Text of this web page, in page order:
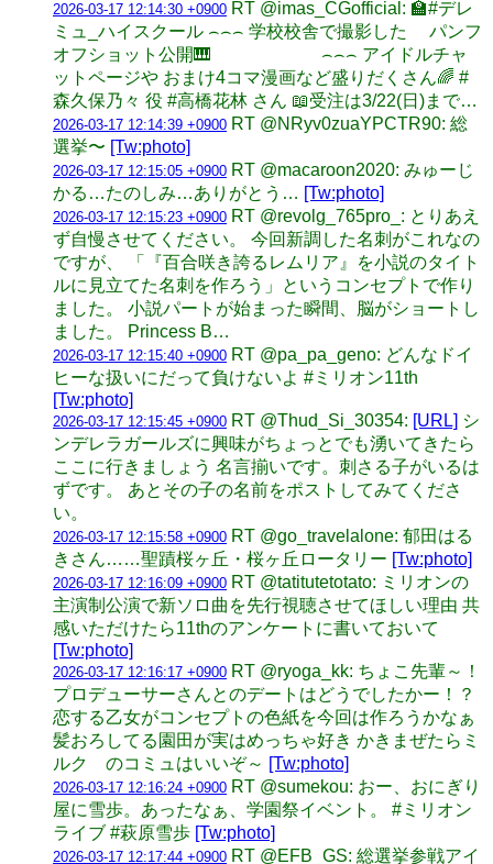
2026-03-17 12:14:30 +0900 RT @imas_CGofficial: 🏫#デレ
ミュ_ハイスクール ⌢⌢⌢ 学校校舎で撮影した パンフ
オフショット公開🎹 ⌢⌢⌢ アイドルチャ
ットページや おまけ4コマ漫画など盛りだくさん🌈 #
森久保乃々 役 #高橋花林 さん 📖受注は3/22(日)まで…
2026-03-17 12:14:39 +0900 RT @NRyv0zuaYPCTR90: 総
選挙〜 [Tw:photo]
2026-03-17 12:15:05 +0900 RT @macaroon2020: みゅーじ
かる…たのしみ…ありがとう… [Tw:photo]
2026-03-17 12:15:23 +0900 RT @revolg_765pro_: とりあえ
ず自慢させてください。 今回新調した名刺がこれなの
ですが、 「『百合咲き誇るレムリア』を小説のタイト
ルに見立てた名刺を作ろう」というコンセプトで作り
ました。 小説パートが始まった瞬間、脳がショートし
ました。 Princess B…
2026-03-17 12:15:40 +0900 RT @pa_pa_geno: どんなドイ
ヒーな扱いにだって負けないよ #ミリオン11th
[Tw:photo]
2026-03-17 12:15:45 +0900 RT @Thud_Si_30354: [URL] シ
ンデレラガールズに興味がちょっとでも湧いてきたら
ここに行きましょう 名言揃いです。刺さる子がいるは
ずです。 あとその子の名前をポストしてみてくださ
い。
2026-03-17 12:15:58 +0900 RT @go_travelalone: 郁田はる
きさん……聖蹟桜ヶ丘・桜ヶ丘ロータリー [Tw:photo]
2026-03-17 12:16:09 +0900 RT @tatitutetotato: ミリオンの
主演制公演で新ソロ曲を先行視聴させてほしい理由 共
感いただけたら11thのアンケートに書いておいて
[Tw:photo]
2026-03-17 12:16:17 +0900 RT @ryoga_kk: ちょこ先輩～！
プロデューサーさんとのデートはどうでしたかー！？
恋する乙女がコンセプトの色紙を今回は作ろうかなぁ
髪おろしてる園田が実はめっちゃ好き かきまぜたらミ
ルク のコミュはいいぞ～ [Tw:photo]
2026-03-17 12:16:24 +0900 RT @sumekou: おー、おにぎり
屋に雪歩。あったなぁ、学園祭イベント。 #ミリオン
ライブ #萩原雪歩 [Tw:photo]
2026-03-17 12:17:44 +0900 RT @EFB_GS: 総選挙参戦アイ